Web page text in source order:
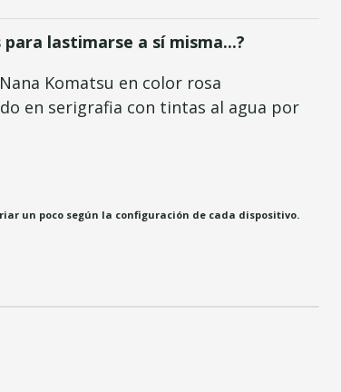
lastimarse a sí misma...?
Komatsu en color rosa
en serigrafia con tintas al agua por
un poco según la configuración de cada dispositivo.